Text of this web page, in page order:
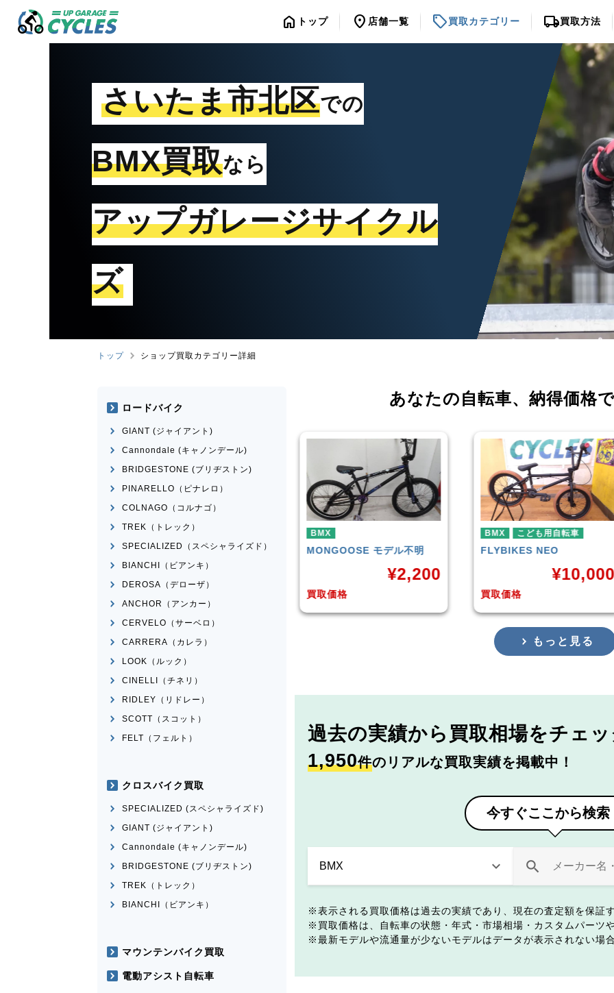
home トップ location_on 店舗一覧 sell買取カテゴリー local_shipping買取方法
さいたま市北区での
BMX買取なら
アップガレージサイクル
ズ
トップ ショップ買取カテゴリー詳細
あなたの自転車、 納得価格
BMX
MONGOOSEモデル不明
BMX
FLYBIKESNEO
買取価格
¥10,000
BMX
HARODOWNTOWN
買取価格
¥
もっと見る
過去の実績から 買取相場をチェ
1,950件のリアルな買取実績を掲載中！
今すぐここから検索
表示される買取価格は過去の実績であり、現在の査定額を保証
買取価格は、自転車の状態・年式・市場相場・カスタムパーツ
最新モデルや流通量が少ないモデルはデータが表示されない場
ロードバイク
GIANT (ジャイアント)
Cannondale (キャノンデール)
BRIDGESTONE (ブリヂストン)
PINARELLO（ピナレロ）
COLNAGO（コルナゴ）
TREK（トレック）
SPECIALIZED（スペシャライズド）
BIANCHI（ビアンキ）
DEROSA（デローザ）
ANCHOR（アンカー）
CERVELO（サーベロ）
CARRERA（カレラ）
LOOK（ルック）
CINELLI（チネリ）
RIDLEY（リドレー）
SCOTT（スコット）
FELT（フェルト）
クロスバイク買取
SPECIALIZED (スペシャライズド)
GIANT (ジャイアント)
Cannondale (キャノンデール)
BRIDGESTONE (ブリヂストン)
TREK（トレック）
BIANCHI（ビアンキ）
マウンテンバイク買取
電動アシスト自転車